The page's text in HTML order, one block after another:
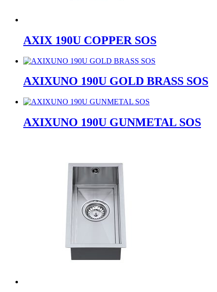
AXIX 190U COPPER SOS
AXIXUNO 190U GOLD BRASS SOS
AXIXUNO 190U GUNMETAL SOS